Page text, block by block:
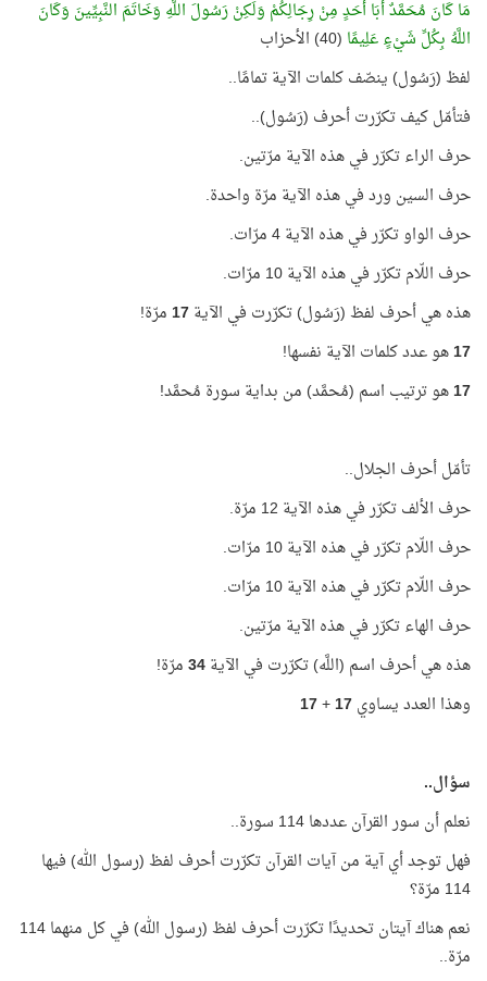
مَا كَانَ مُحَمَّدٌ أَبَا أَحَدٍ مِنْ رِجَالِكُمْ وَلَكِنْ رَسُولَ اللَّهِ وَخَاتَمَ النَّبِيِّينَ وَكَانَ
اللَّهُ بِكُلِّ شَيْءٍ عَلِيمًا (40) الأحزاب
لفظ (رَسُول) ينصّف كلمات الآية تمامًا..
فتأمّل كيف تكرّرت أحرف (رَسُول)..
حرف الراء تكرّر في هذه الآية مرّتين.
حرف السين ورد في هذه الآية مرّة واحدة.
حرف الواو تكرّر في هذه الآية 4 مرّات.
حرف اللّام تكرّر في هذه الآية 10 مرّات.
هذه هي أحرف لفظ (رَسُول) تكرّرت في الآية17مرّة!
17هو عدد كلمات الآية نفسها!
17هو ترتيب اسم (مُحمَّد) من بداية سورة مُحمَّد!
تأمّل أحرف الجلال..
حرف الألف تكرّر في هذه الآية 12 مرّة.
حرف اللّام تكرّر في هذه الآية 10 مرّات.
حرف اللّام تكرّر في هذه الآية 10 مرّات.
حرف الهاء تكرّر في هذه الآية مرّتين.
هذه هي أحرف اسم (اللَّه) تكرّرت في الآية34مرّة!
وهذا العدد يساوي17
+
17
سؤال..
نعلم أن سور القرآن عددها 114 سورة..
فهل توجد أي آية من آيات القرآن تكرّرت أحرف لفظ (رسول الله) فيها
114 مرّة؟
نعم هناك آيتان تحديدًا تكرّرت أحرف لفظ (رسول الله) في كل منهما 114
مرّة..